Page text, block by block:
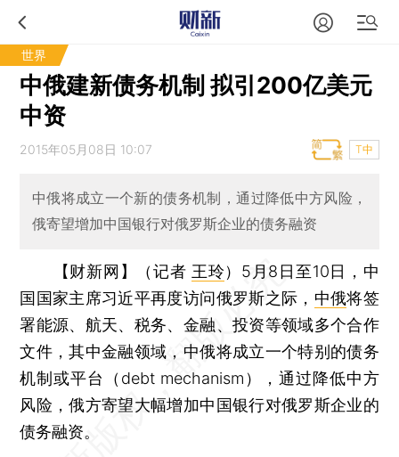
世界
中俄建新债务机制 拟引200亿美元
中资
2015年05月08日 10:07 T中
中俄将成立一个新的债务机制，通过降低中方风险，
俄寄望增加中国银行对俄罗斯企业的债务融资
【财新网】（记者 王玲） 5月8日至10日，中
国国家主席习近平再度访问俄罗斯之际， 中俄将签
署能源、航天、税务、金融、投资等领域多个合作
文件，其中金融领域，中俄将成立一个特别的债务
机制或平台（debt mechanism），通过降低中方
风险，俄方寄望大幅增加中国银行对俄罗斯企业的
债务融资。